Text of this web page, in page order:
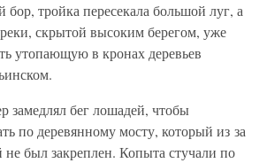
тройка пересекала большой луг, а
скрытой высоким берегом, уже
утопающую в кронах деревьев
замедлял бег лошадей, чтобы
по деревянному мосту, который из за
не был закреплен. Копыта стучали по